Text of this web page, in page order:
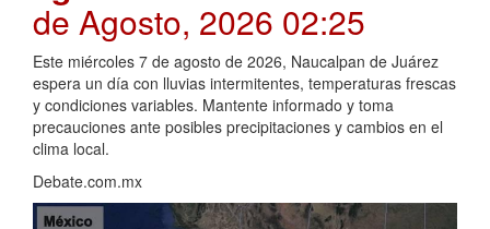
de Agosto, 2026 02:25
Este miércoles 7 de agosto de 2026, Naucalpan de Juárez
espera un día con lluvias intermitentes, temperaturas frescas
y condiciones variables. Mantente informado y toma
precauciones ante posibles precipitaciones y cambios en el
clima local.
Debate.com.mx